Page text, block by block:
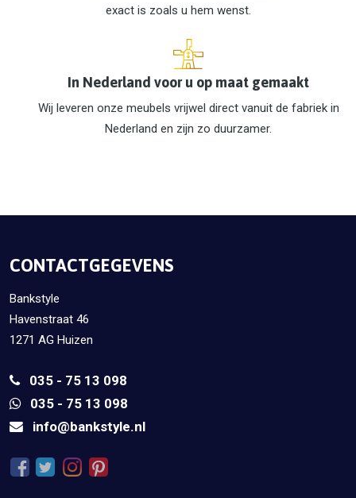
exact is zoals u hem wenst.
In Nederland voor u op maat gemaakt
Wij leveren onze meubels vrijwel direct vanuit de fabriek in
Nederland en zijn zo duurzamer.
CONTACTGEGEVENS
Bankstyle
Havenstraat 46
1271 AG Huizen
035 - 75 13 098
035 - 75 13 098
info@bankstyle.nl